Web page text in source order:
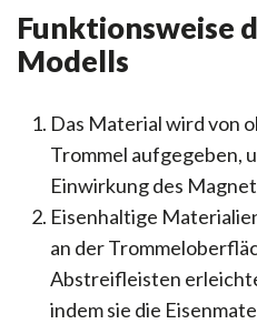
Funktionsweise
Modells
Das Material wird von
Trommel aufgegeben,
Einwirkung des
Eisenhaltige
an der
Abstreifleisten
indem sie die